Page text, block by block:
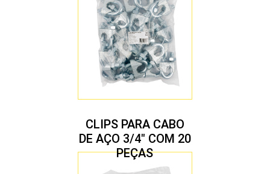
CLIPS PARA CABO
DE AÇO 3/4″ COM 20
PEÇAS